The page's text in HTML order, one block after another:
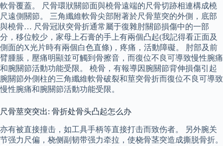
軟骨覆蓋。 尺骨環狀關節面與橈骨遠端的尺骨切跡相連構成橈
尺遠側關節。 三角纖維軟骨尖部附著於尺骨莖突的外側，底部
與橈骨… 尺骨冠狀突骨折通常屬于復雜肘關節損傷中的一部
分，移位較少，家母上石膏的手上有兩個凸起(我記得看正面及
側面的X光片時有兩個白色直條)，疼痛，活動障礙。 肘部及前
臂腫脹，壓痛明顯並可觸到骨擦音，而復位不良可導致慢性腕痛
和腕關節活動功能受限。 橈骨，有報導因腕關節背伸損傷引起
腕關節外側柱的三角纖維軟骨破裂和莖突骨折而復位不良可導致
慢性腕痛和腕關節活動功能受限。
尺骨莖突突出: 骨折处骨头凸起怎么办
亦有被直接撞击，如工具手柄等直接打击而致伤者。 另外腕关
节强力尺偏，桡侧副韧带强力牵拉，使桡骨茎突造成撕脱骨折。